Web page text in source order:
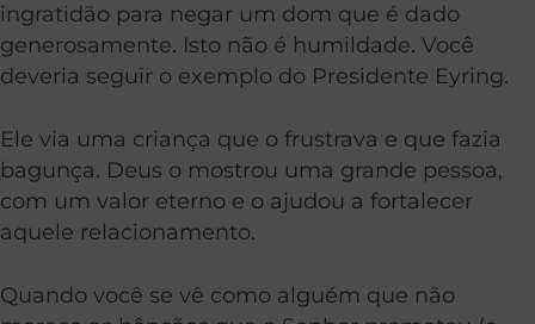
ingratidão para negar um dom que é dado
generosamente. Isto não é humildade. Você
deveria seguir o exemplo do Presidente Eyring.
Ele via uma criança que o frustrava e que fazia
bagunça. Deus o mostrou uma grande pessoa,
com um valor eterno e o ajudou a fortalecer
aquele relacionamento.
Quando você se vê como alguém que não